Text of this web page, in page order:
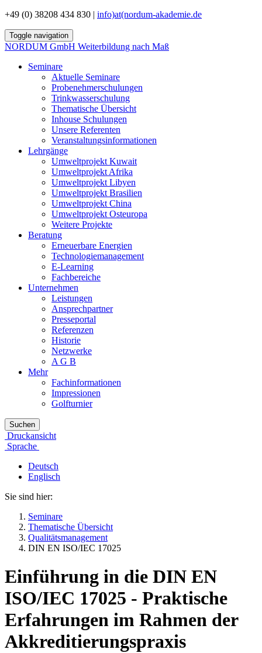
+49 (0) 38208 434 830 | info)at(nordum-akademie.de
Toggle navigation
NORDUM GmbH Weiterbildung nach Maß
Seminare
Aktuelle Seminare
Probenehmerschulungen
Trinkwasserschulung
Thematische Übersicht
Inhouse Schulungen
Unsere Referenten
Veranstaltungsinformationen
Lehrgänge
Umweltprojekt Kuwait
Umweltprojekt Afrika
Umweltprojekt Libyen
Umweltprojekt Brasilien
Umweltprojekt China
Umweltprojekt Osteuropa
Weitere Projekte
Beratung
Erneuerbare Energien
Technologiemanagement
E-Learning
Fachbereiche
Unternehmen
Leistungen
Ansprechpartner
Presseportal
Referenzen
Historie
Netzwerke
A G B
Mehr
Fachinformationen
Impressionen
Golfturnier
Suchen
Druckansicht
Sprache
Deutsch
Englisch
Sie sind hier:
Seminare
Thematische Übersicht
Qualitätsmanagement
DIN EN ISO/IEC 17025
Einführung in die DIN EN
ISO/IEC 17025 - Praktische
Erfahrungen im Rahmen der
Akkreditierungspraxis